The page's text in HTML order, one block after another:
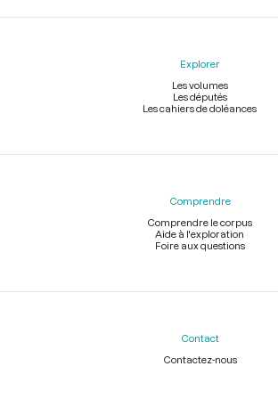
Explorer
Les volumes
Les députés
Les cahiers de doléances
Comprendre
Comprendre le corpus
Aide à l'exploration
Foire aux questions
Contact
Contactez-nous